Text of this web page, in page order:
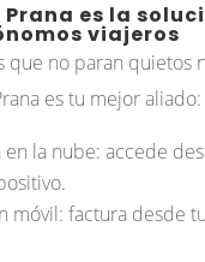
Prana es la
viajeros
que no paran quietos
es tu mejor aliado:
en la nube: accede
móvil: factura desde